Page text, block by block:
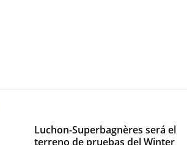
Luchon-Superbagnères será el
terreno de pruebas del Winter